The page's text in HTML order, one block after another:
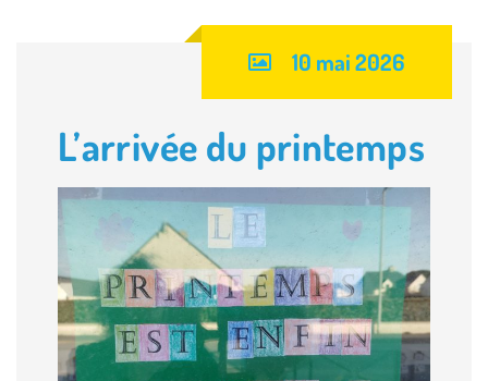
10 mai 2026
L’arrivée du printemps